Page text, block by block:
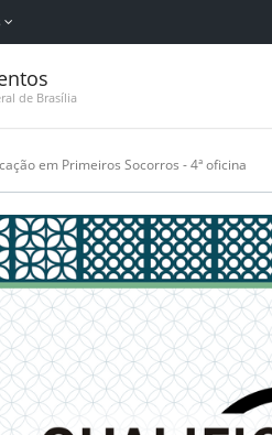
de Brasília
em Primeiros Socorros - 4ª oficina